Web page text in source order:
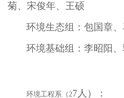
菊、宋俊年、王硕
环境生态组：包国章
环境基础组：李昭阳
环境工程系（27 人）：